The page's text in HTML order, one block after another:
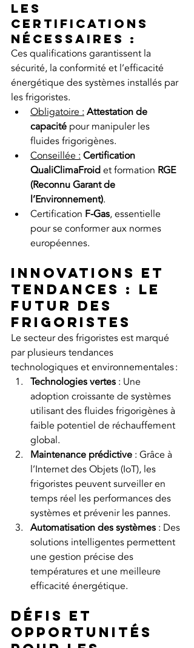
Les
certifications
nécessaires :
Ces qualifications garantissent la
sécurité, la conformité et l’efficacité
énergétique des systèmes installés par
les frigoristes.
Obligatoire : Attestation de
capacité pour manipuler les
fluides frigorigènes.
Conseillée : Certification
QualiClimaFroid et formation RGE
(Reconnu Garant de
l’Environnement).
Certification F-Gas, essentielle
pour se conformer aux normes
européennes.
Innovations et
tendances : le
futur des
frigoristes
Le secteur des frigoristes est marqué
par plusieurs tendances
technologiques et environnementales :
Technologies vertes : Une
adoption croissante de systèmes
utilisant des fluides frigorigènes à
faible potentiel de réchauffement
global.
Maintenance prédictive : Grâce à
l’Internet des Objets (IoT), les
frigoristes peuvent surveiller en
temps réel les performances des
systèmes et prévenir les pannes.
Automatisation des systèmes : Des
solutions intelligentes permettent
une gestion précise des
températures et une meilleure
efficacité énergétique.
Défis et
opportunités